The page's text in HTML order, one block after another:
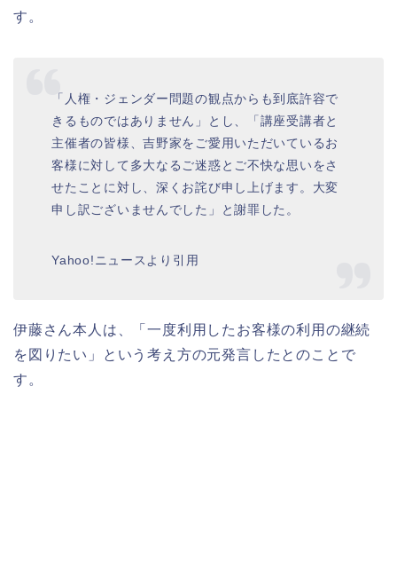
す。
「人権・ジェンダー問題の観点からも到底許容で
きるものではありません」とし、「講座受講者と
主催者の皆様、吉野家をご愛用いただいているお
客様に対して多大なるご迷惑とご不快な思いをさ
せたことに対し、深くお詫び申し上げます。大変
申し訳ございませんでした」と謝罪した。
Yahoo!ニュースより引用
伊藤さん本人は、「一度利用したお客様の利用の継続
を図りたい」という考え方の元発言したとのことで
す。